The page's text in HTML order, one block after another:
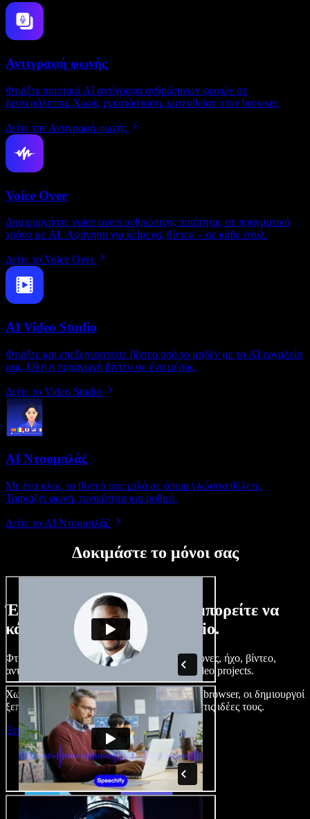
Αντιγραφή φωνής
Φτιάξτε ποιοτικά AI αντίγραφα ανθρώπινων φωνών σε
δευτερόλεπτα. Χωρίς εγκατάσταση, κατευθείαν στον browser.
Δείτε την Αντιγραφή φωνής
Voice Over
Δημιουργήστε voice overs ανθρώπινης ποιότητας σε πραγματικό
χρόνο με AI. Αφήγηση για κείμενα, βίντεο – σε κάθε στυλ.
Δείτε το Voice Over
AI Video Studio
Φτιάξτε και επεξεργαστείτε βίντεο από το μηδέν με τα AI εργαλεία
μας. Όλη η παραγωγή βίντεο σε ένα μέρος.
Δείτε το Video Studio
AI Ντουμπλάζ
Με ένα κλικ, το βίντεό σας μιλά σε όποια γλώσσα θέλετε.
Ταιριάζει φωνή, τονικότητα και ρυθμό.
Δείτε το AI Ντουμπλάζ
Δοκιμάστε το μόνοι σας
Ένα μικρό δείγμα από όσα μπορείτε να
κάνετε με το Speechify Studio.
Φτιάξτε voice overs, προσθέστε δωρεάν εικόνες, ήχο, βίντεο,
αντιγραφή φωνής – ολοκληρωμένα audio/video projects.
Χωρίς καμπύλη εκμάθησης και με όλα στον browser, οι δημιουργοί
ξεπερνούν τα κλασικά όρια και δίνουν ζωή στις ιδέες τους.
Ξεκινήστε με το Studio